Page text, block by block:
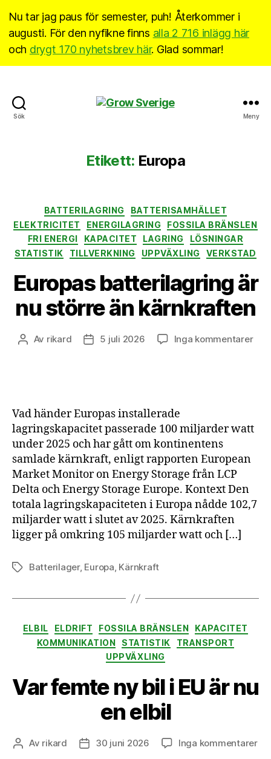
Nu tar jag paus för semester, puh! Återkommer i
augusti. För den nyfikne finns alla 2 716 inlägg här
och drygt 170 nyhetsbrev här. Glad sommar!
Sök Meny
Etikett: Europa
Kategorier
BATTERILAGRING
BATTERISAMHÄLLET
ELEKTRICITET
ENERGILAGRING
FOSSILA BRÄNSLEN
FRI ENERGI
KAPACITET LAGRING
LÖSNINGAR
STATISTIK
TILLVERKNING UPPVÄXLING VERKSTAD
Europas batterilagring är
nu större än kärnkraften
Inläggsförfattare
Av rikard Inläggsdatum
5 juli 2026 Inga kommentarertill
Vad händer Europas installerade
lagringskapacitet passerade 100 miljarder watt
under 2025 och har gått om kontinentens
samlade kärnkraft, enligt rapporten European
Market Monitor on Energy Storage från LCP
Delta och Energy Storage Europe. Kontext Den
totala lagringskapaciteten i Europa nådde 102,7
miljarder watt i slutet av 2025. Kärnkraften
ligger på omkring 105 miljarder watt och […]
EtiketterBatterilager, Europa, Kärnkraft
Kategorier
ELBIL ELDRIFT FOSSILA BRÄNSLEN
KAPACITET
KOMMUNIKATION
STATISTIK
TRANSPORT
UPPVÄXLING
Var femte ny bil i EU är nu
en elbil
Inläggsförfattare
Av rikard Inläggsdatum
30 juni 2026 Inga kommentarertill